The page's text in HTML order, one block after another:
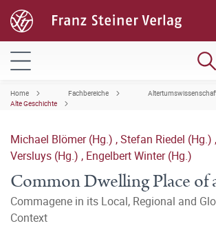
Home Fachbereiche
Alte Geschichte
Michael Blömer (Hg.) ,Stefan Riedel (Hg.) ,
Versluys (Hg.) , Engelbert Winter (Hg.)
Common Dwelling Place of
Commagene in its Local, Regional and
Context